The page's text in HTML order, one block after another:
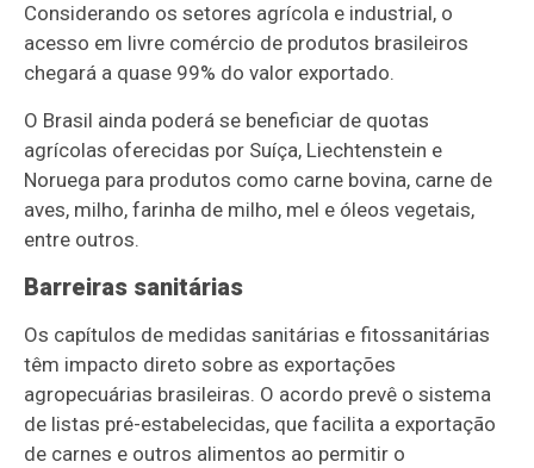
Considerando os setores agrícola e industrial, o
acesso em livre comércio de produtos brasileiros
chegará a quase 99% do valor exportado.
O Brasil ainda poderá se beneficiar de quotas
agrícolas oferecidas por Suíça, Liechtenstein e
Noruega para produtos como carne bovina, carne de
aves, milho, farinha de milho, mel e óleos vegetais,
entre outros.
Barreiras sanitárias
Os capítulos de medidas sanitárias e fitossanitárias
têm impacto direto sobre as exportações
agropecuárias brasileiras. O acordo prevê o sistema
de listas pré-estabelecidas, que facilita a exportação
de carnes e outros alimentos ao permitir o